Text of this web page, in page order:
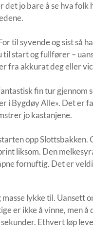
jo bare å se hva
til syvende og sist så
start og fullfører –
fra akkurat deg eller
fin tur gjennom
i Bygdøy Alle». Det er
jo kastanjene.
opp Slottsbakken.
liksom. Den
fornuftig. Det er
lykke til. Uansett
er ikke å vinne, men å
Ethvert løp